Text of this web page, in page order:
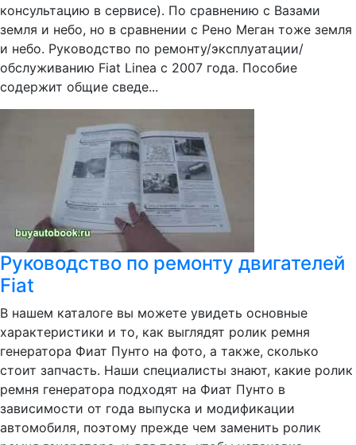
консультацию в сервисе). По сравнению с Вазами
земля и небо, но в сравнении с Рено Меган тоже земля
и небо. Руководство по ремонту/эксплуатации/
обслуживанию Fiat Linea c 2007 года. Пособие
содержит общие сведе...
Руководство по ремонту двигателей
Fiat
В нашем каталоге вы можете увидеть основные
характеристики и то, как выглядят ролик ремня
генератора Фиат Пунто на фото, а также, сколько
стоит запчасть. Наши специалисты знают, какие ролик
ремня генератора подходят на Фиат Пунто в
зависимости от года выпуска и модификации
автомобиля, поэтому прежде чем заменить ролик